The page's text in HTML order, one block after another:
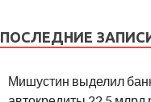
ПОСЛЕДНИЕ
Мишустин выделил